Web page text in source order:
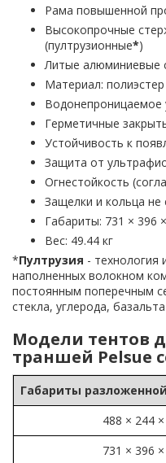
Рама повышенной
Высокопрочные
(пултрузионные*)
Литые алюминиевые
Материал:
Водонепроницаемое
Герметичные
Устойчивость к
Защита от
Огнестойкость
Защелки и кольца
Габариты: 731 × 396
Вес: 49.44 кг
*Пултрузия - технология
наполненных волокном
постоянным поперечным
стекла, углерода,
Модели тентов
траншей Pelsue
Габариты
488 × 244
731 × 396